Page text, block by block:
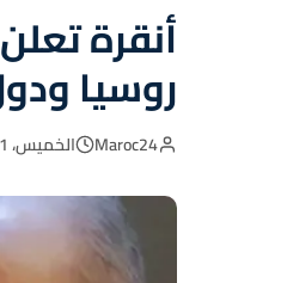
أنقرة
روسيا
Maroc24 الخميس، 1 غشت 2024 - 16:20